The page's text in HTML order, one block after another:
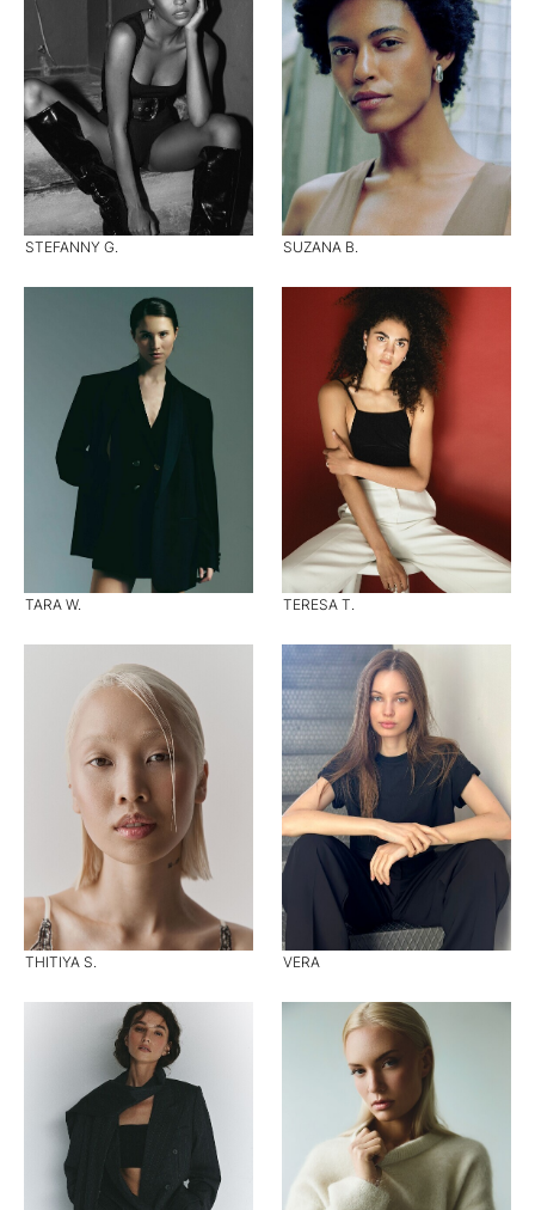
STEFANNY G. SUZANA B.
TARA W. TERESA T.
THITIYA S. VERA